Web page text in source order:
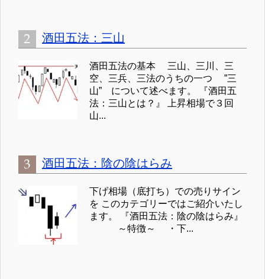
酒田五法：三山
酒田五法の基本 三山、三川、三
空、三兵、三法のうちの一つ ”三
山” について述べます。 『酒田五
法：三山とは？』 上昇相場で３回
山...
酒田五法：陰の陰はらみ
下げ相場（底打ち）での売りサイン
を このカテゴリーではご紹介いたし
ます。 『酒田五法：陰の陰はらみ』
～特徴～ ・下...